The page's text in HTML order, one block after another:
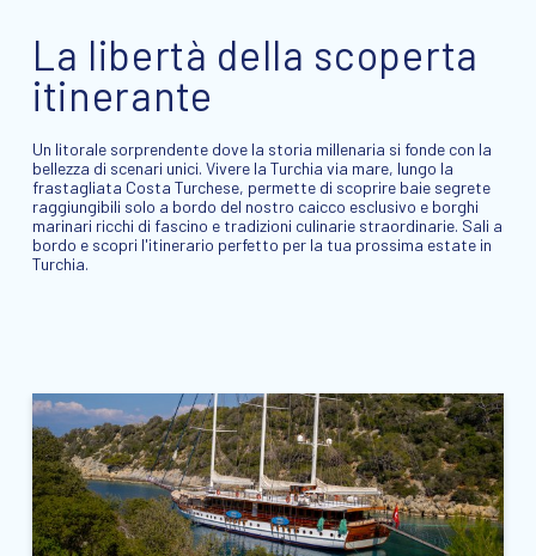
La libertà della scoperta
itinerante
Un litorale sorprendente dove la storia millenaria si fonde con la
bellezza di scenari unici. Vivere la Turchia via mare, lungo la
frastagliata Costa Turchese, permette di scoprire baie segrete
raggiungibili solo a bordo del nostro caicco esclusivo e borghi
marinari ricchi di fascino e tradizioni culinarie straordinarie. Sali a
bordo e scopri l'itinerario perfetto per la tua prossima estate in
Turchia.